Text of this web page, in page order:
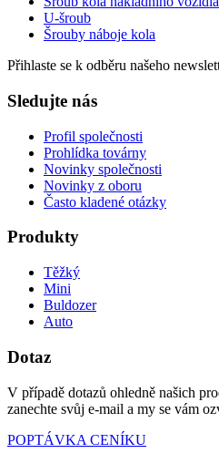
U-šroub
Šrouby náboje kola
Přihlaste se k odběru našeho
Sledujte nás
Profil společnosti
Prohlídka továrny
Novinky společnosti
Novinky z oboru
Často kladené otázky
Produkty
Těžký
Mini
Buldozer
Auto
Dotaz
V případě dotazů ohledně našich
zanechte svůj e-mail a my se vám
POPTÁVKA CENÍKU